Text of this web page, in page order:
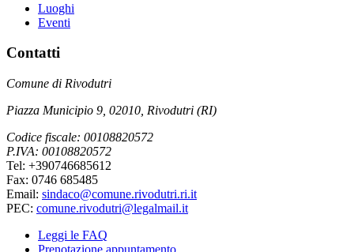
Luoghi
Eventi
Contatti
Comune di Rivodutri
Piazza Municipio 9, 02010, Rivodutri (RI)
Codice fiscale: 00108820572
P.IVA: 00108820572
Tel: +390746685612
Fax: 0746 685485
Email: sindaco@comune.rivodutri.ri.it
PEC: comune.rivodutri@legalmail.it
Leggi le FAQ
Prenotazione appuntamento